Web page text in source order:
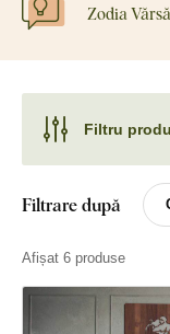
Zodia
Filtru
Filtrare după
Afișat 6 produse